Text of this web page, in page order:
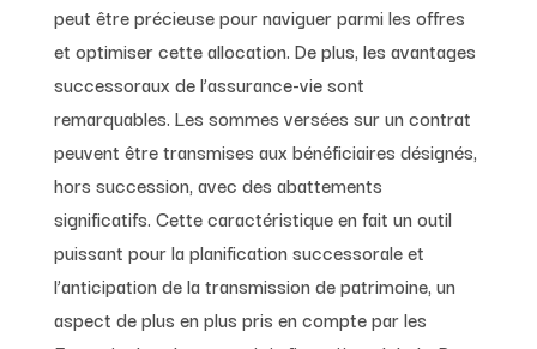
peut être précieuse pour naviguer parmi les offres
et optimiser cette allocation. De plus, les avantages
successoraux de l’assurance-vie sont
remarquables. Les sommes versées sur un contrat
peuvent être transmises aux bénéficiaires désignés,
hors succession, avec des abattements
significatifs. Cette caractéristique en fait un outil
puissant pour la planification successorale et
l’anticipation de la transmission de patrimoine, un
aspect de plus en plus pris en compte par les